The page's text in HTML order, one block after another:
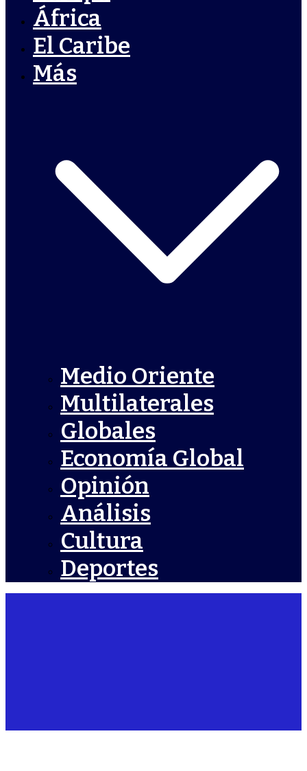
África
El Caribe
Más
Medio Oriente
Multilaterales
Globales
Economía Global
Opinión
Análisis
Cultura
Deportes